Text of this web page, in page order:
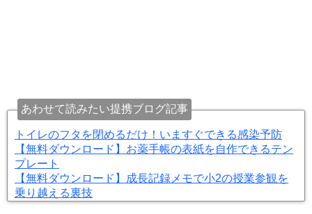
あわせて読みたい提携ブログ記事
トイレのフタを閉めるだけ！いますぐできる感染予防
【無料ダウンロード】お薬手帳の表紙を自作できるテン
プレート
【無料ダウンロード】成長記録メモで小2の授業参観を
乗り越える裏技